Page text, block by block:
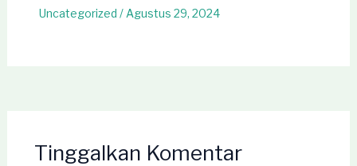
Uncategorized / Agustus 29, 2024
Tinggalkan Komentar